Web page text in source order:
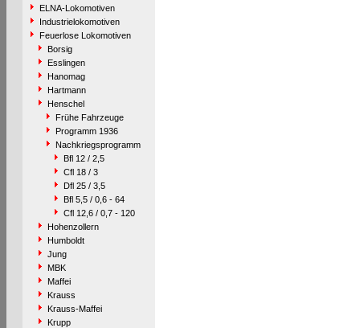
ELNA-Lokomotiven
Industrielokomotiven
Feuerlose Lokomotiven
Borsig
Esslingen
Hanomag
Hartmann
Henschel
Frühe Fahrzeuge
Programm 1936
Nachkriegsprogramm
Bfl 12 / 2,5
Cfl 18 / 3
Dfl 25 / 3,5
Bfl 5,5 / 0,6 - 64
Cfl 12,6 / 0,7 - 120
Hohenzollern
Humboldt
Jung
MBK
Maffei
Krauss
Krauss-Maffei
Krupp